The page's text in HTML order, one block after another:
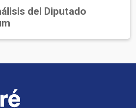
del Diputado